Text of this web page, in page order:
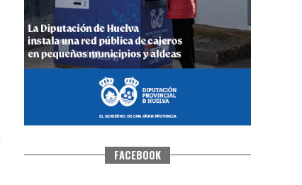
QUINTA CORRIDA DE LAS FIESTAS
COLOMBINAS 2026
hace 4 días· Huelvatv
FACEBOOK